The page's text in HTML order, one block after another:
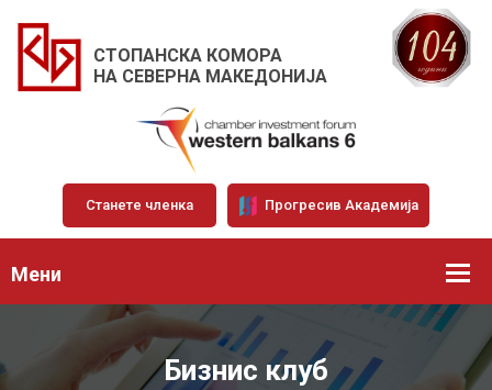
СТОПАНСКА КОМОРА
НА СЕВЕРНА МАКЕДОНИЈА
Станете членка Прогресив Академија
Мени
Бизнис клуб